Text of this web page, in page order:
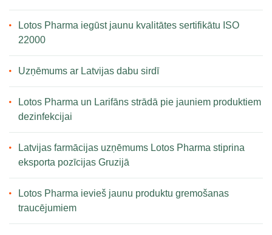
Lotos Pharma iegūst jaunu kvalitātes sertifikātu ISO
22000
Uzņēmums ar Latvijas dabu sirdī
Lotos Pharma un Larifāns strādā pie jauniem produktiem
dezinfekcijai
Latvijas farmācijas uzņēmums Lotos Pharma stiprina
eksporta pozīcijas Gruzijā
Lotos Pharma ievieš jaunu produktu gremošanas
traucējumiem